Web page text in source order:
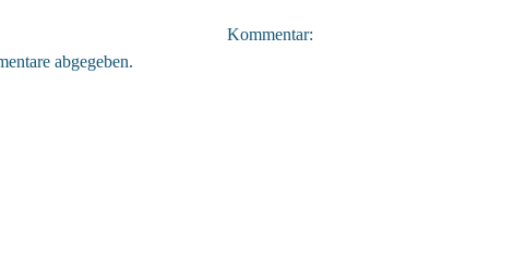
Kommentar:
abgegeben.